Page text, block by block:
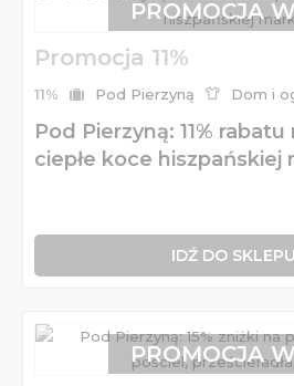
Promocja 11%
11% Pod Pierzyną Dom i
Pod Pierzyną: 11%
ciepłe koce hiszpańskiej
IDŹ DO SKLEPU
PROMOCJA
PROMOCJA